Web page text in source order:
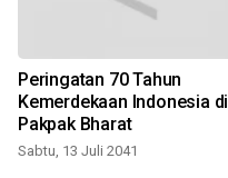
Peringatan 70 Tahun
Kemerdekaan Indonesia di
Pakpak Bharat
Sabtu, 13 Juli 2041